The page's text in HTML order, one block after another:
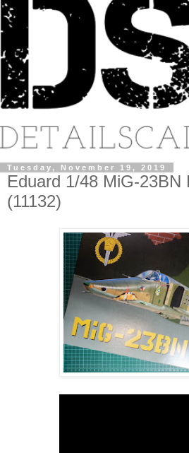
Tuesday, November 19, 2019
Eduard 1/48 MiG-23BN
(11132)